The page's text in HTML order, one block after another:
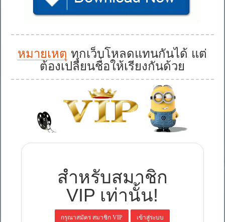
หมายเหตุ ทุกเว็บโหลดแทนกันได้ แต่
ต้องเปลี่ยนชื่อให้เรียงกันด้วย
สำหรับสมาชิก
VIP เท่านั้น!